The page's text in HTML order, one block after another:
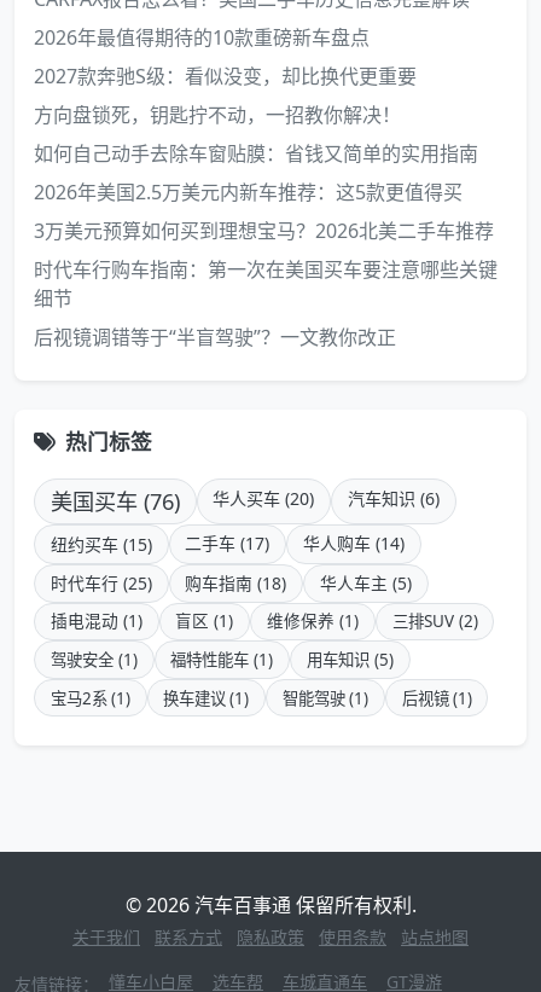
2026年最值得期待的10款重磅新车盘点
2027款奔驰S级：看似没变，却比换代更重要
方向盘锁死，钥匙拧不动，一招教你解决！
如何自己动手去除车窗贴膜：省钱又简单的实用指南
2026年美国2.5万美元内新车推荐：这5款更值得买
3万美元预算如何买到理想宝马？2026北美二手车推荐
时代车行购车指南：第一次在美国买车要注意哪些关键
细节
后视镜调错等于“半盲驾驶”？一文教你改正
热门标签
美国买车 (76) 华人买车 (20) 汽车知识 (6)
纽约买车 (15) 二手车 (17)
华人购车 (14)
时代车行 (25)
购车指南 (18)
华人车主 (5)
插电混动 (1)
盲区 (1) 维修保养 (1)
三排SUV (2)
驾驶安全 (1)
福特性能车 (1)
用车知识 (5)
宝马2系 (1)
换车建议 (1) 智能驾驶 (1) 后视镜 (1)
© 2026 汽车百事通 保留所有权利.
关于我们 联系方式 隐私政策 使用条款 站点地图
友情链接： 懂车小白屋 选车帮 车城直通车 GT漫游